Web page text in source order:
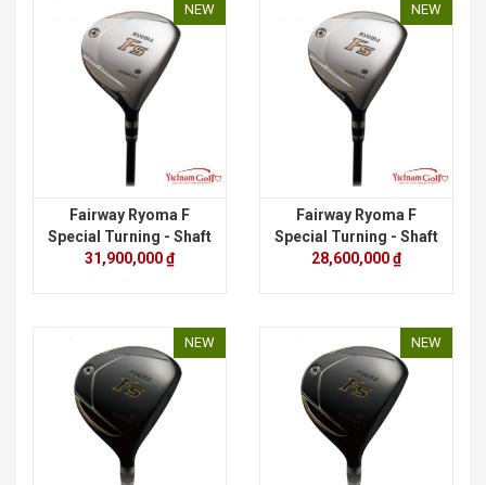
NEW
Fairway Ryoma F
Special Turning - Shaft
Vô cực
31,900,000 ₫
NEW
Fairway Ryoma F
Special Turning - Shaft
Tour AD
28,600,000 ₫
NEW NEW